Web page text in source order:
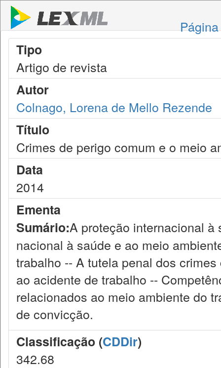
Tipo
Artigo de revista
Autor
Colnago, Lorena de Mello Rezende
Título
Crimes de perigo comum e o meio
Data
2014
Ementa
Sumário:A proteção internacional
nacional à saúde e ao meio
trabalho -- A tutela penal dos
ao acidente de trabalho --
relacionados ao meio ambiente do
de convicção.
Classificação (CDDir)
342.68